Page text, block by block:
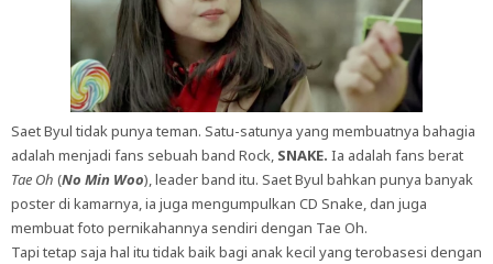
Saet Byul tidak punya teman. Satu-satunya yang membuatnya bahagia
adalah menjadi fans sebuah band Rock, SNAKE. Ia adalah fans berat
Tae Oh (No Min Woo), leader band itu. Saet Byul bahkan punya banyak
poster di kamarnya, ia juga mengumpulkan CD Snake, dan juga
membuat foto pernikahannya sendiri dengan Tae Oh.
Tapi tetap saja hal itu tidak baik bagi anak kecil yang terobasesi dengan